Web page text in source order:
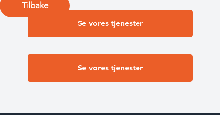
Tilbake
Se vores tjenester
Se vores tjenester